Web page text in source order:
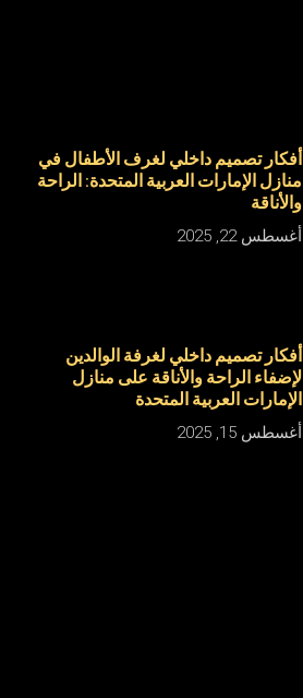
أفكار تصميم داخلي لغرف الأطفال في
منازل الإمارات العربية المتحدة: الراحة
والأناقة
أغسطس 22, 2025
أفكار تصميم داخلي لغرفة الوالدين
لإضفاء الراحة والأناقة على منازل
الإمارات العربية المتحدة
أغسطس 15, 2025